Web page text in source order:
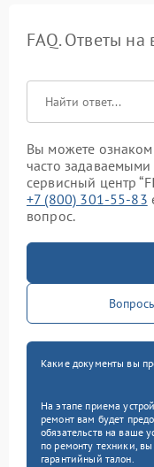
FAQ. Ответы на
Вы можете
часто
сервисный центр
+7 (800) 301-55-83
вопрос.
Какие документы вы
На этапе приема
ремонт вам будет
обязательств на ваше
по ремонту техники,
гарантийный талон.